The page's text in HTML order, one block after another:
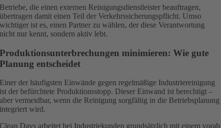
Betriebe, die einen externen Reinigungsdienstleister beauftragen,
übertragen damit einen Teil der Verkehrssicherungspflicht. Umso
wichtiger ist es, einen Partner zu wählen, der diese Verantwortung
nicht nur kennt, sondern aktiv lebt.
Produktionsunterbrechungen minimieren: Wie gute
Planung entscheidet
Einer der häufigsten Einwände gegen regelmäßige Industriereinigung
ist der befürchtete Produktionsstopp. Dieser Einwand ist berechtigt –
aber vermeidbar, wenn die Reinigung sorgfältig in die Betriebsplanung
integriert wird.
Clean Days arbeitet bei Industriekunden grundsätzlich mit einem vorab